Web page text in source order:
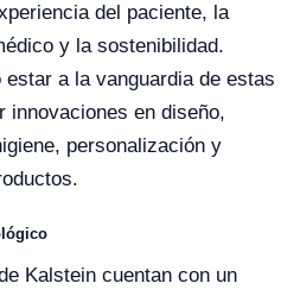
del paciente, la
y la sostenibilidad.
a la vanguardia de estas
innovaciones en diseño,
personalización y
Kalstein cuentan con un